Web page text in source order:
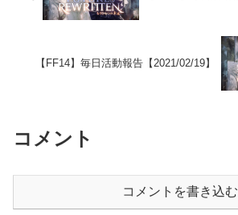
【FF14】毎日活動報告【2021/02/19】
コメント
コメントを書き込む